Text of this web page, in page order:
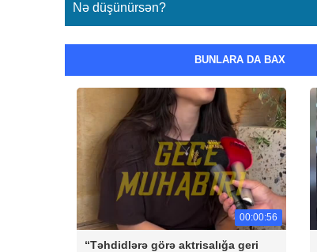
Nə düşünürsən?
BUNLARA DA BAX
00:00:56
“Təhdidlərə görə aktrisalığa geri